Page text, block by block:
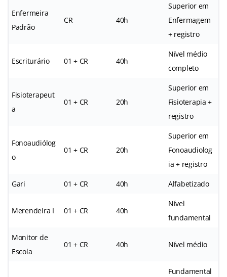
Enfermeira
Padrão
CR 40h
Superior em
Enfermagem
+ registro
Escriturário 01 + CR 40h
Nível médio
completo
Fisioterapeut
a
01 + CR 20h
Superior em
Fisioterapia +
registro
Fonoaudiólog
o
01 + CR 20h
Superior em
Fonoaudiolog
ia + registro
Gari 01 + CR 40h Alfabetizado
Merendeira I 01 + CR 40h
Nível
fundamental
Monitor de
Escola
01 + CR 40h Nível médio
Fundamental